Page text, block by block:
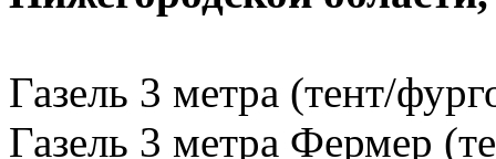
Газель 3 метра (тент/
Газель 3 метра Фермер